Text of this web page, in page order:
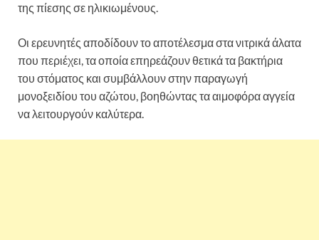
της πίεσης σε ηλικιωμένους.
Οι ερευνητές αποδίδουν το αποτέλεσμα στα νιτρικά άλατα
που περιέχει, τα οποία επηρεάζουν θετικά τα βακτήρια
του στόματος και συμβάλλουν στην παραγωγή
μονοξειδίου του αζώτου, βοηθώντας τα αιμοφόρα αγγεία
να λειτουργούν καλύτερα.